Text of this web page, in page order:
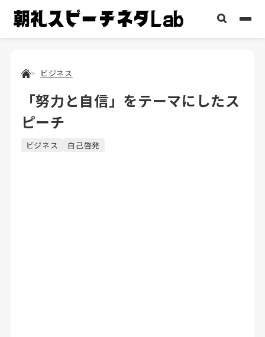
ビジネス
「努力と自信」をテーマにしたス
ピーチ
ビジネス 自己啓発